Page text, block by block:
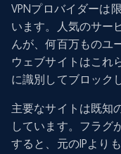
VPNプロバイダーは
います。人気のサー
んが、何百万ものユ
ウェブサイトはこれ
に識別してブロック
主要なサイトは既知
しています。フラグ
すると、元のIPより